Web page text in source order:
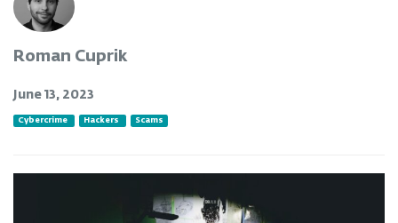
Roman Cuprik
June 13, 2023
Cybercrime Hackers Scams